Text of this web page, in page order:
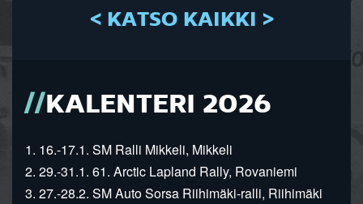
< KATSO KAIKKI >
KALENTERI 2026
1. 16.-17.1. SM Ralli Mikkeli, Mikkeli
2. 29.-31.1. 61. Arctic Lapland Rally, Rovaniemi
3. 27.-28.2. SM Auto Sorsa Riihimäki-ralli, Riihimäki